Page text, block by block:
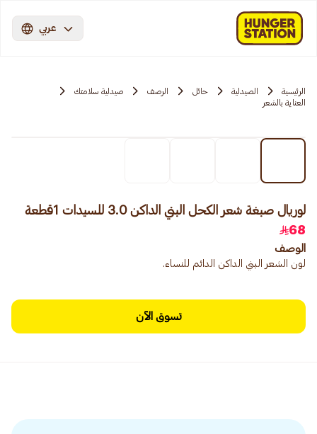
عربي
الرئيسية الصيدلية حائل الرصف
صيدلية سلامتك
العناية بالشعر
لوريال صبغة شعر الكحل البني الداكن 3.0 للسيدات 1قطعة
68
الوصف
لون الشعر البني الداكن الدائم للنساء.
تسوق الآن